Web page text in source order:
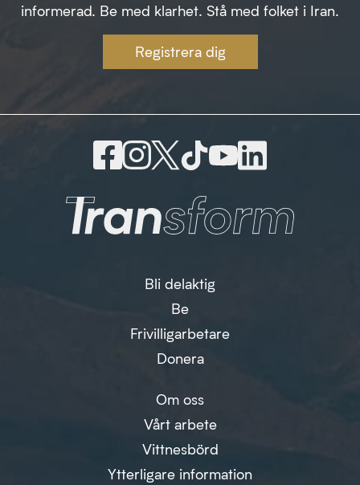
informerad. Be med klarhet. Stå med folket i Iran.
Registrera dig
Bli delaktig
Be
Frivilligarbetare
Donera
Om oss
Vårt arbete
Vittnesbörd
Ytterligare information